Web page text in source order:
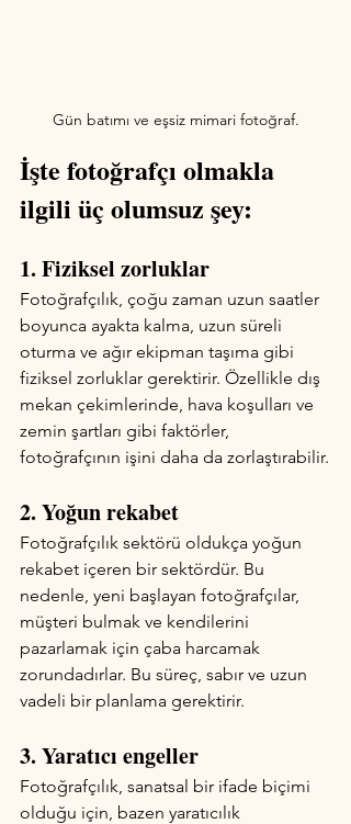
Gün batımı ve eşsiz mimari fotoğraf.
İşte fotoğrafçı olmakla
ilgili üç olumsuz şey:
1. Fiziksel zorluklar
Fotoğrafçılık, çoğu zaman uzun saatler
boyunca ayakta kalma, uzun süreli
oturma ve ağır ekipman taşıma gibi
fiziksel zorluklar gerektirir. Özellikle dış
mekan çekimlerinde, hava koşulları ve
zemin şartları gibi faktörler,
fotoğrafçının işini daha da zorlaştırabilir.
2. Yoğun rekabet
Fotoğrafçılık sektörü oldukça yoğun
rekabet içeren bir sektördür. Bu
nedenle, yeni başlayan fotoğrafçılar,
müşteri bulmak ve kendilerini
pazarlamak için çaba harcamak
zorundadırlar. Bu süreç, sabır ve uzun
vadeli bir planlama gerektirir.
3. Yaratıcı engeller
Fotoğrafçılık, sanatsal bir ifade biçimi
olduğu için, bazen yaratıcılık